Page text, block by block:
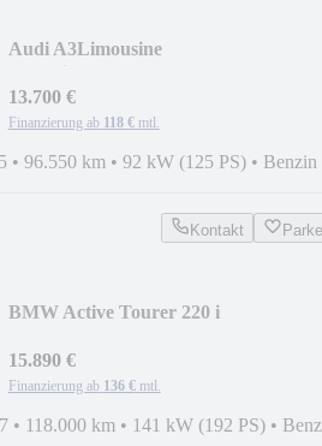
Audi A3Limousine
ZUSTAND
13.700 €
Finanzierung ab 118 € mtl.
• 96.550 km • 92 kW (125 PS) • Benzin
Kontakt
BMW Active Tourer 220 i
15.890 €
Finanzierung ab 136 € mtl.
• 118.000 km • 141 kW (192 PS) •